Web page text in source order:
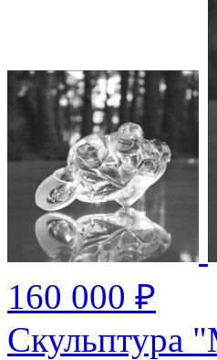
160 000 ₽
Скульптура